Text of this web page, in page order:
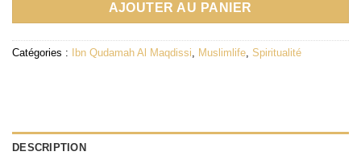
AJOUTER AU PANIER
Catégories : Ibn Qudamah Al Maqdissi, Muslimlife, Spiritualité
DESCRIPTION